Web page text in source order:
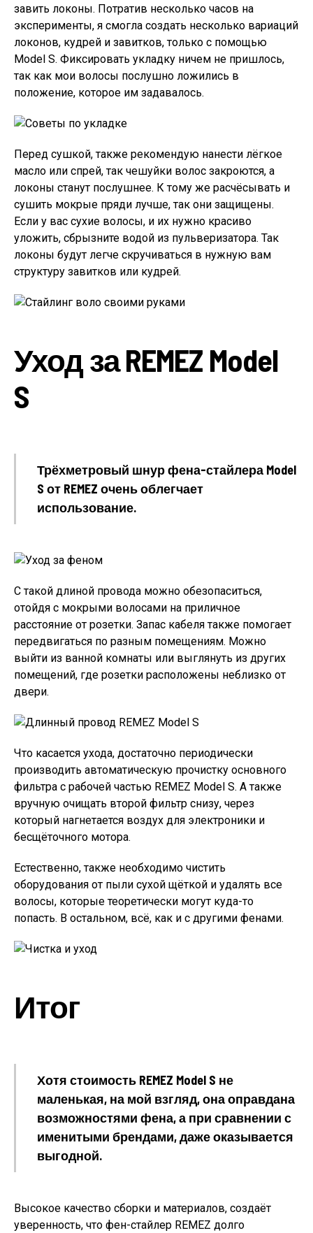
завить локоны. Потратив несколько часов на
эксперименты, я смогла создать несколько вариаций
локонов, кудрей и завитков, только с помощью
Model S. Фиксировать укладку ничем не пришлось,
так как мои волосы послушно ложились в
положение, которое им задавалось.
Перед сушкой, также рекомендую нанести лёгкое
масло или спрей, так чешуйки волос закроются, а
локоны станут послушнее. К тому же расчёсывать и
сушить мокрые пряди лучше, так они защищены.
Если у вас сухие волосы, и их нужно красиво
уложить, сбрызните водой из пульверизатора. Так
локоны будут легче скручиваться в нужную вам
структуру завитков или кудрей.
Уход за REMEZ Model
S
Трёхметровый шнур фена-стайлера Model
S от REMEZ очень облегчает
использование.
С такой длиной провода можно обезопаситься,
отойдя с мокрыми волосами на приличное
расстояние от розетки. Запас кабеля также помогает
передвигаться по разным помещениям. Можно
выйти из ванной комнаты или выглянуть из других
помещений, где розетки расположены неблизко от
двери.
Что касается ухода, достаточно периодически
производить автоматическую прочистку основного
фильтра с рабочей частью REMEZ Model S. А также
вручную очищать второй фильтр снизу, через
который нагнетается воздух для электроники и
бесщёточного мотора.
Естественно, также необходимо чистить
оборудования от пыли сухой щёткой и удалять все
волосы, которые теоретически могут куда-то
попасть. В остальном, всё, как и с другими фенами.
Итог
Хотя стоимость REMEZ Model S не
маленькая, на мой взгляд, она оправдана
возможностями фена, а при сравнении с
именитыми брендами, даже оказывается
выгодной.
Высокое качество сборки и материалов, создаёт
уверенность, что фен-стайлер REMEZ долго